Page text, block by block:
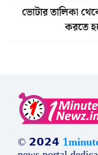
ভোটার তালিকা
করতে
© 𝟮𝟬𝟮𝟰